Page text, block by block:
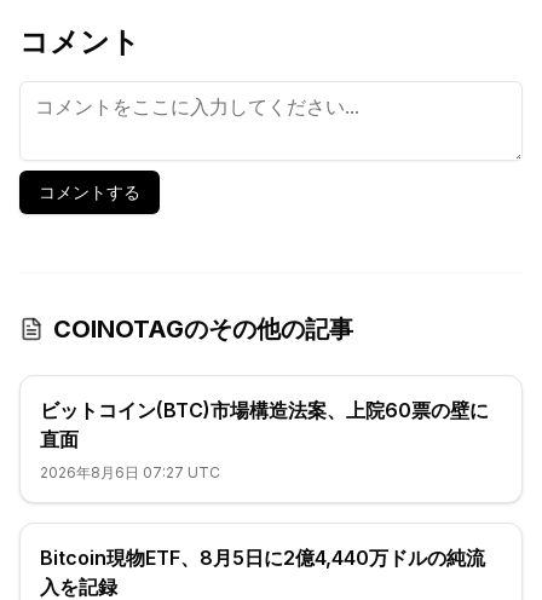
コメント
コメントする
COINOTAGのその他の記事
ビットコイン(BTC)市場構造法案、上院60票の壁に
直面
2026年8月6日 07:27 UTC
Bitcoin現物ETF、8月5日に2億4,440万ドルの純流
入を記録